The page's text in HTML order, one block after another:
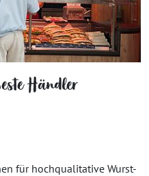
Händler
für hochqualitative Wurst-